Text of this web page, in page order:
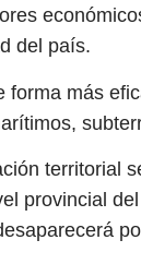
del país.
más
territorial
provincial